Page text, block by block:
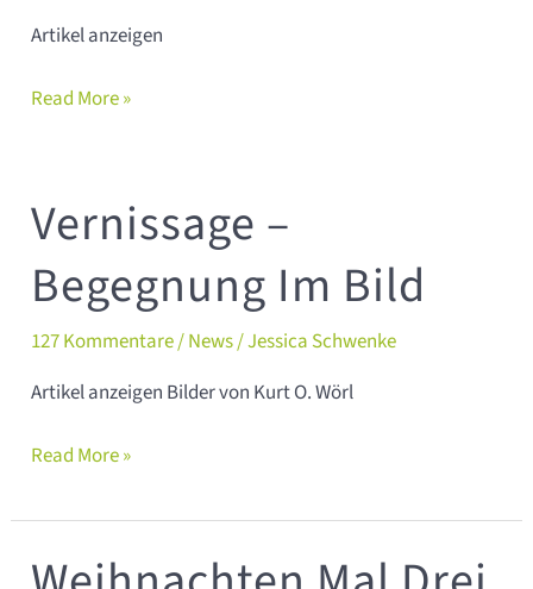
Artikel anzeigen
fest
Read More »
Vernissage –
Begegnung Im Bild
127 Kommentare/News/Jessica Schwenke
Artikel anzeigen Bilder von Kurt O. Wörl
Vernissage
–
Begegnung
im
Bild
Read More »
Weihnachten